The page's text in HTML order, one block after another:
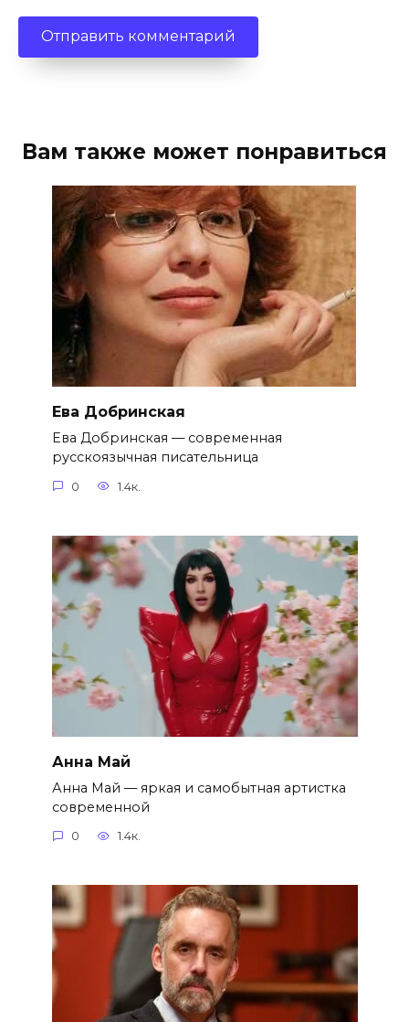
Вам также может понравиться
Ева Добринская
Ева Добринская — современная
русскоязычная писательница
0 1.4к.
Анна Май
Анна Май — яркая и самобытная артистка
современной
0 1.4к.